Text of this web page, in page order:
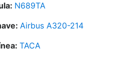
N689TA
Airbus A320-214
TACA